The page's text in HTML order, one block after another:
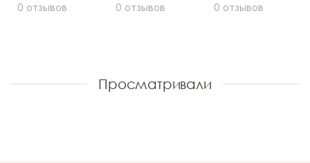
0 отзывов 0 отзывов 0 отзывов
Просматривали